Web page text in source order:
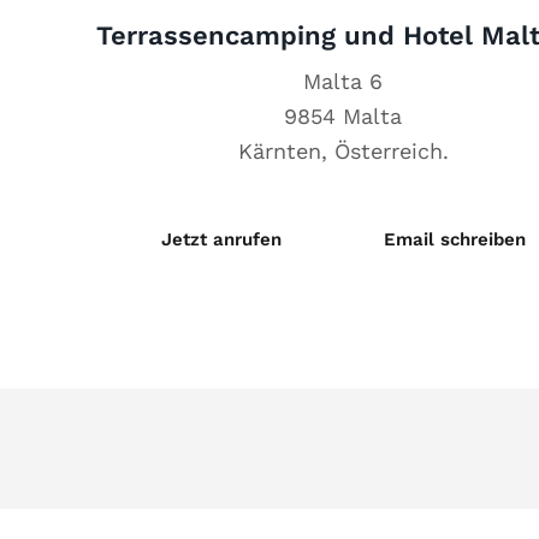
Terrassencamping und Hotel
Malta 6
9854 Malta
Jetzt anrufen Email schreiben